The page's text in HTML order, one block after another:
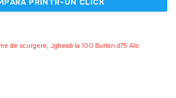
de scurgere, Jgheab la 100 Burlan d75 Alb